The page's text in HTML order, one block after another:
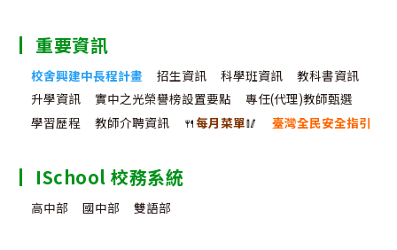
重要資訊
校舍興建中長程計畫 招生資訊 科學班資訊
教科書資訊
升學資訊
實中之光榮譽榜設置要點
專任(代理)教師甄選
學習歷程
教師介聘資訊 🍴每月菜單🥢 臺灣全民安全指引
ISchool 校務系統
高中部 國中部 雙語部